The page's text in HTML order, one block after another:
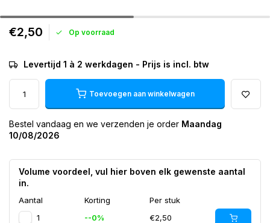
€2,50 Op voorraad
Levertijd 1 à 2 werkdagen - Prijs is incl. btw
Toevoegen aan winkelwagen
Bestel vandaag en we verzenden je order Maandag
10/08/2026
Volume voordeel, vul hier boven elk gewenste aantal
in.
Aantal Korting
Per stuk
1
--0% €2,50